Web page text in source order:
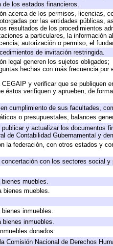
los estados financieros.
acerca de los permisos, licencias,
por las entidades públicas,
resultados de los procedimientos
a particulares, la información
autorización o permiso, el
de invitación restringida.
legal generen los sujetos obligados;
hechas con más frecuencia por
y verificar que se publiquen
éstos verifiquen y aprueben, de
cumplimiento de sus facultades,
o presupuestales, balances
y actualizar los documentos
de Contabilidad Gubernamental y
la federación, con otros estados y
con los sectores social y
muebles.
bienes muebles.
inmuebles.
inmuebles.
donados.
Comisión Nacional de Derechos